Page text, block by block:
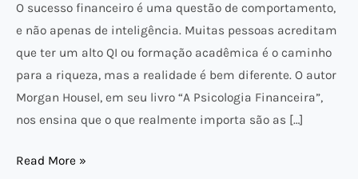
O sucesso financeiro é uma questão de comportamento,
e não apenas de inteligência. Muitas pessoas acreditam
que ter um alto QI ou formação acadêmica é o caminho
para a riqueza, mas a realidade é bem diferente. O autor
Morgan Housel, em seu livro “A Psicologia Financeira”,
nos ensina que o que realmente importa são as […]
Read More »